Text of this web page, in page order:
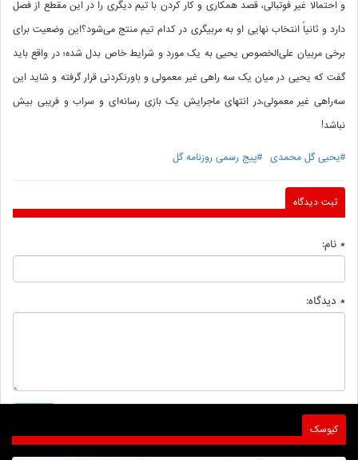
و احتمالا غیر فوتبالی، قصد همکاری و کار کردن با تیم دیگری را در این مقطع از فصل
دارد و ثانیاً انتخاب نهایی او به مربیگری در کدام تیم منتج می‌شود؟این وضعیت برای
برخی مربیان علی‌الخصوص یحیی به یک مورد و شرایط خاص بدل شده؛ در واقع باید
گفت که یحیی در میان یک سه راهی غیر معمولی و باورنکردنی قرار گرفته و شاید این
سه‌راهی غیر معمولی،در انتهای ماجرایش یک بازی رسانه‌ای و سراب و فریبی بیش
نباشد!
#یحیی گل محمدی #پیج رسمی روزنامه گل
ثبت دیدگاه
* نام:
* دیدگاه:
کیوسک